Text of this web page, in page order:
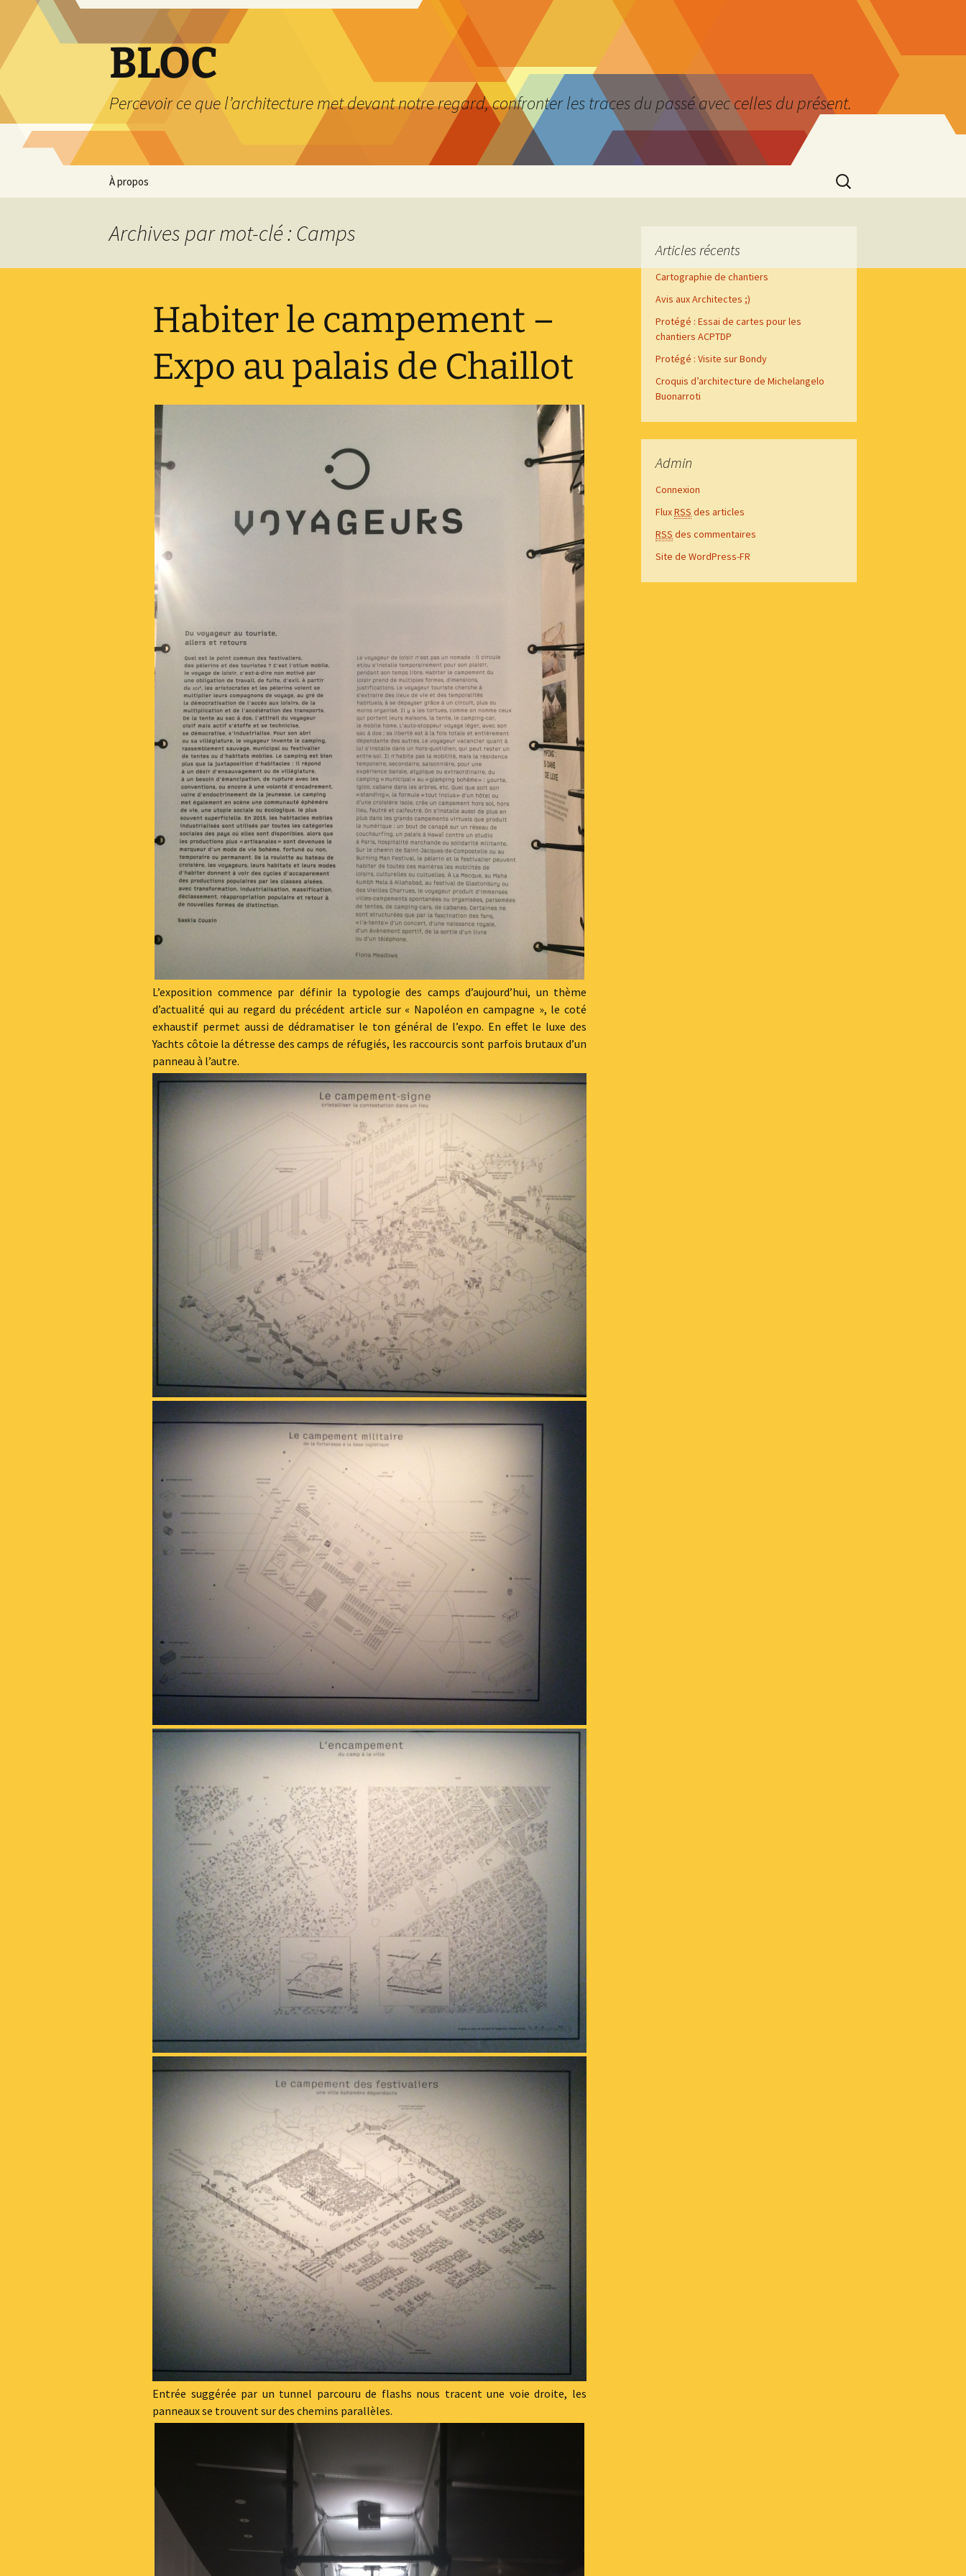
contenu
BLOC
Percevoir ce que l’architecture met devant notre regard, confronter les traces du passé avec celles du présent.
À propos Rechercher :
Archives par mot-clé : Camps
Habiter le campement –
Expo au palais de Chaillot
L’exposition commence par définir la typologie des camps d’aujourd’hui, un thème
d’actualité qui au regard du précédent article sur « Napoléon en campagne », le coté
exhaustif permet aussi de dédramatiser le ton général de l’expo. En effet le luxe des
Yachts côtoie la détresse des camps de réfugiés, les raccourcis sont parfois brutaux d’un
panneau à l’autre.
Entrée suggérée par un tunnel parcouru de flashs nous tracent une voie droite, les
panneaux se trouvent sur des chemins parallèles.
Articles récents
Cartographie de chantiers
Avis aux Architectes ;)
Protégé : Essai de cartes pour les
chantiers ACPTDP
Protégé : Visite sur Bondy
Croquis d’architecture de Michelangelo
Buonarroti
Admin
Connexion
FluxRSS des articles
RSS des commentaires
Site de WordPress-FR